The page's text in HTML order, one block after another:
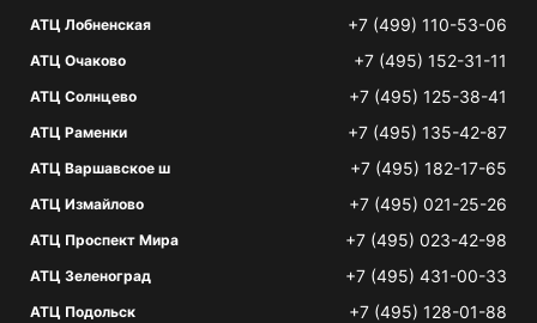
АТЦ Лобненская +7 (499) 110-53-06
АТЦ Очаково +7 (495) 152-31-11
АТЦ Солнцево +7 (495) 125-38-41
АТЦ Раменки +7 (495) 135-42-87
АТЦ Варшавское ш +7 (495) 182-17-65
АТЦ Измайлово +7 (495) 021-25-26
АТЦ Проспект Мира +7 (495) 023-42-98
АТЦ Зеленоград +7 (495) 431-00-33
АТЦ Подольск +7 (495) 128-01-88